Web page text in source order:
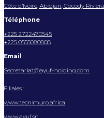
Côte d’Ivoire, Abidjan, Cocody
Téléphone
+225 2722470545
+225 0555080808
Email
Secretariat@ayuf-holding.com
Filiales :
www.tecnimuro.africa
www.ayuf.sn